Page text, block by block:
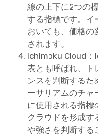
線の上下に2つの
する指標です。イ
おいても、価格の
されます。
Ichimoku Cloud：
表とも呼ばれ、ト
ンスを判断するた
ーサリアムのチャ
に使用される指標
クラウドを形成す
や強さを判断する